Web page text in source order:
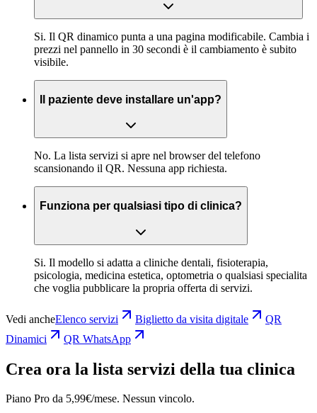
Si. Il QR dinamico punta a una pagina modificabile. Cambia i
prezzi nel pannello in 30 secondi è il cambiamento è subito
visibile.
Il paziente deve installare un'app?
No. La lista servizi si apre nel browser del telefono
scansionando il QR. Nessuna app richiesta.
Funziona per qualsiasi tipo di clinica?
Si. Il modello si adatta a cliniche dentali, fisioterapia,
psicologia, medicina estetica, optometria o qualsiasi specialita
che voglia pubblicare la propria offerta di servizi.
Vedi ancheElenco servizi Biglietto da visita digitale
QR
Dinamici
QR WhatsApp
Crea ora la lista servizi della tua clinica
Piano Pro da 5,99€/mese. Nessun vincolo.